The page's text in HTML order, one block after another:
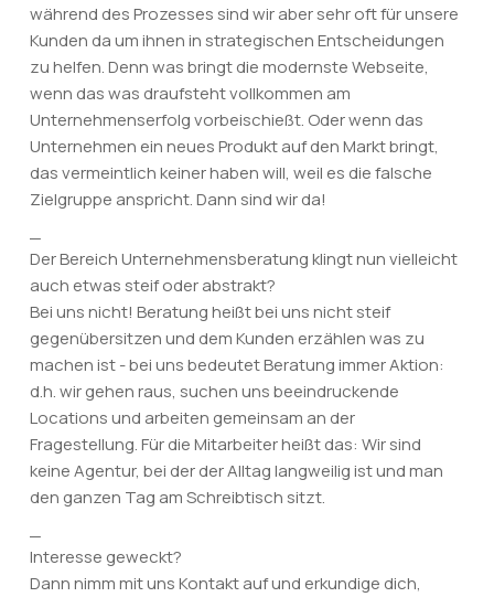
während des Prozesses sind wir aber sehr oft für unsere
Kunden da um ihnen in strategischen Entscheidungen
zu helfen. Denn was bringt die modernste Webseite,
wenn das was draufsteht vollkommen am
Unternehmenserfolg vorbeischießt. Oder wenn das
Unternehmen ein neues Produkt auf den Markt bringt,
das vermeintlich keiner haben will, weil es die falsche
Zielgruppe anspricht. Dann sind wir da!
Der Bereich Unternehmensberatung klingt nun vielleicht
auch etwas steif oder abstrakt?
Bei uns nicht! Beratung heißt bei uns nicht steif
gegenübersitzen und dem Kunden erzählen was zu
machen ist - bei uns bedeutet Beratung immer Aktion:
d.h. wir gehen raus, suchen uns beeindruckende
Locations und arbeiten gemeinsam an der
Fragestellung. Für die Mitarbeiter heißt das: Wir sind
keine Agentur, bei der der Alltag langweilig ist und man
den ganzen Tag am Schreibtisch sitzt.
Interesse geweckt?
Dann nimm mit uns Kontakt auf und erkundige dich,